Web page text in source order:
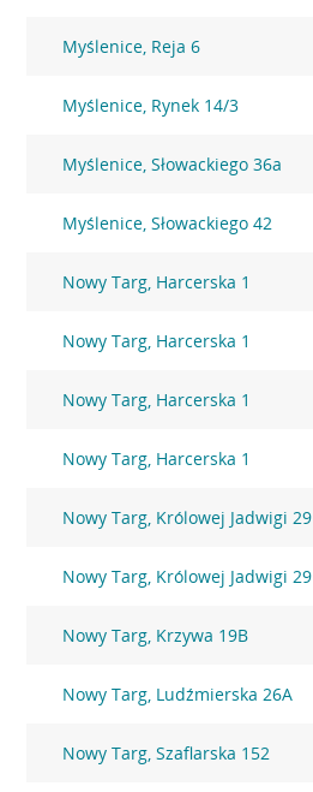
Myślenice, Reja 6
Myślenice, Rynek 14/3
Myślenice, Słowackiego 36a
Myślenice, Słowackiego 42
Nowy Targ, Harcerska 1
Nowy Targ, Harcerska 1
Nowy Targ, Harcerska 1
Nowy Targ, Harcerska 1
Nowy Targ, Królowej Jadwigi 29
Nowy Targ, Królowej Jadwigi 29
Nowy Targ, Krzywa 19B
Nowy Targ, Ludźmierska 26A
Nowy Targ, Szaflarska 152